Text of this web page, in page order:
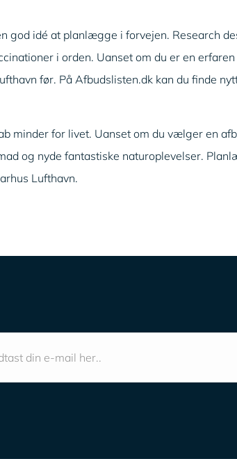
god idé at planlægge i forvejen. Research
i orden. Uanset om du er en
før. På Afbudslisten.dk kan du finde
minder for livet. Uanset om du vælger en
og nyde fantastiske naturoplevelser.
Lufthavn.